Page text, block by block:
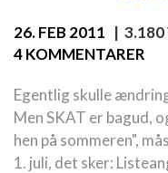
26. FEB 2011 | 3.180
4 KOMMENTARER
Egentlig skulle
Men SKAT er bagud,
hen på sommeren",
1. juli, det sker: